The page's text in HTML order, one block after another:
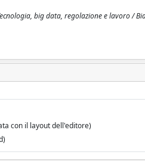
big data, regolazione e lavoro /
con il layout dell'editore)